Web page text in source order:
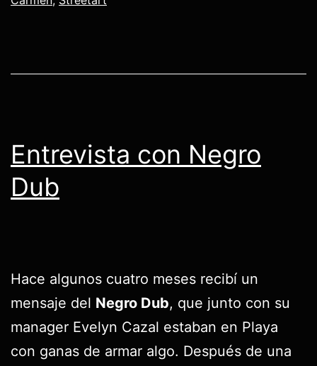
Entrevista con Negro
Dub
Hace algunos cuatro meses recibí un
mensaje del Negro Dub, que junto con su
manager Evelyn Cazal estaban en Playa
con ganas de armar algo. Después de una